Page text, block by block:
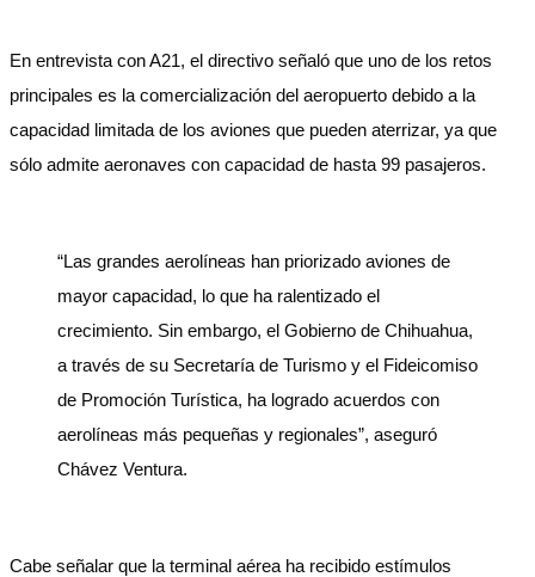
En entrevista con A21, el directivo señaló que uno de los retos
principales es la comercialización del aeropuerto debido a la
capacidad limitada de los aviones que pueden aterrizar, ya que
sólo admite aeronaves con capacidad de hasta 99 pasajeros.
“Las grandes aerolíneas han priorizado aviones de
mayor capacidad, lo que ha ralentizado el
crecimiento. Sin embargo, el Gobierno de Chihuahua,
a través de su Secretaría de Turismo y el Fideicomiso
de Promoción Turística, ha logrado acuerdos con
aerolíneas más pequeñas y regionales”, aseguró
Chávez Ventura.
Cabe señalar que la terminal aérea ha recibido estímulos